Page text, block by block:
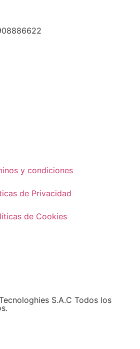
y condiciones
de Privacidad
de Cookies
S.A.C Todos los